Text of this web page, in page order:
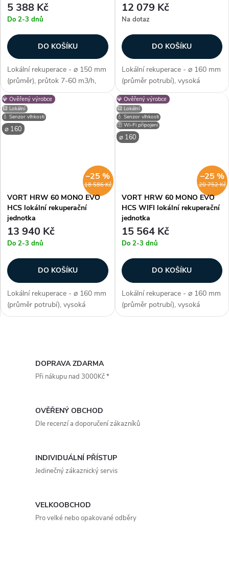
5 388 Kč
Do 2-3 dnů
DO KOŠÍKU
Lokální rekuperace - ⌀ 150 mm
(průměr), průtok 7-60 m3/h,
nízká spotřeba energie, dálkový
ovladač (součástí balení),
kuličková ložiska, 3 rychlosti +
noční režim, EC motor,...
12 079 Kč
Na dotaz
DO KOŠÍKU
Lokální rekuperace - ⌀ 160 mm
(průměr potrubí), vysoká
účinnost 89%, moderní design
mřížky, průtok 40 m3/h,
hlučnost 19 - 31,8 db/A, příkon
5,4 W, omyvatelné filtry (G3 /
G2),...
💧 Senzor vlhkosti
💎 Ověřený výrobce
⌀ 160
🟨 Lokální
18 586 Kč
–25 %
VORT HRW 60 MONO EVO
HCS lokální rekuperační
jednotka
13 940 Kč
Do 2-3 dnů
DO KOŠÍKU
Lokální rekuperace - ⌀ 160 mm
(průměr potrubí), vysoká
účinnost 89%, moderní design
💧 Senzor vlhkosti
💎 Ověřený výrobce
⌀ 160
🟨 Lokální
🛜 Wi-Fi připojení
20 752 Kč
–25 %
VORT HRW 60 MONO EVO
HCS WIFI lokální rekuperační
jednotka
15 564 Kč
Do 2-3 dnů
DO KOŠÍKU
Lokální rekuperace - ⌀ 160 mm
(průměr potrubí), vysoká
účinnost 89%, moderní design
DOPRAVA ZDARMA
Při nákupu nad 3000Kč *
OVĚŘENÝ OBCHOD
Dle recenzí a doporučení zákazníků
INDIVIDUÁLNÍ PŘÍSTUP
Jedinečný zákaznický servis
VELKOOBCHOD
Pro velké nebo opakované odběry